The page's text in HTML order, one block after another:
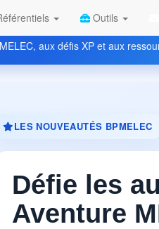
Outils
aux défis XP et aux
LES NOUVEAUTÉS BPMELEC
Défie les
Aventure